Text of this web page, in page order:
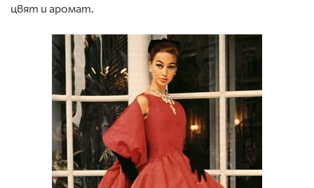
цвят и аромат.